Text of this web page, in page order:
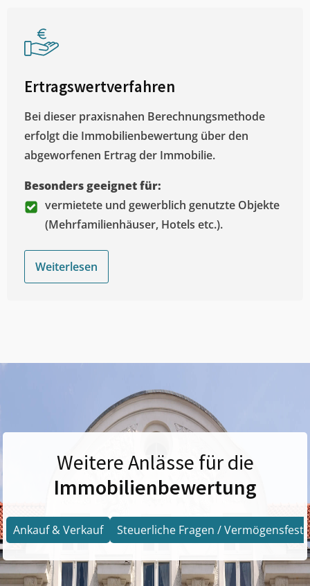
Ertragswertverfahren
Bei dieser praxisnahen Berechnungsmethode
erfolgt die Immobilienbewertung über den
abgeworfenen Ertrag der Immobilie.
Besonders geeignet für:
vermietete und gewerblich genutzte Objekte
(Mehrfamilienhäuser, Hotels etc.).
Weiterlesen
Weitere Anlässe für die
Immobilienbewertung
Ankauf & Verkauf Steuerliche Fragen /